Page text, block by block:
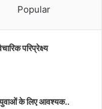
Popular
परिप्रेक्ष्य
के लिए आवश्यक..